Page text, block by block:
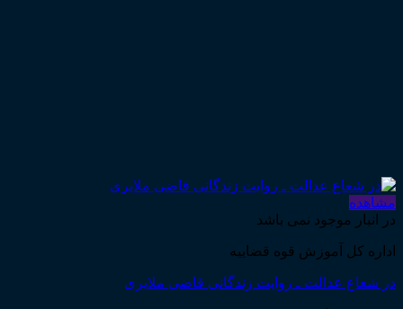
مشاهده
در انبار موجود نمی باشد
اداره کل آموزش قوه قضاییه
در شعاع عدالت ـ روایت زندگانی قاضی ملایری